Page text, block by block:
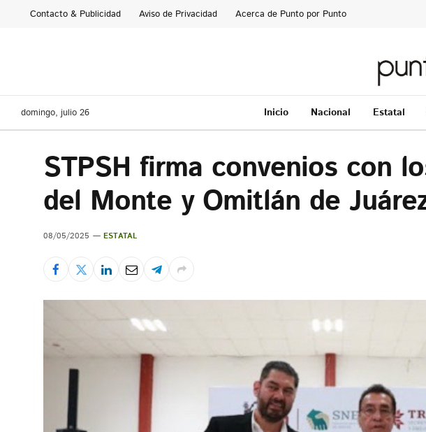
Contacto & Publicidad Aviso de Privacidad Acerca de Punto por Punto
domingo, julio 26 Inicio Nacional Estatal
STPSH firma convenios con
del Monte y Omitlán de
08/05/2025 ESTATAL